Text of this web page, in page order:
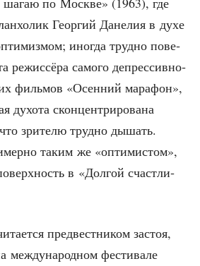
Геор­гий Дане­лия в духе
ино­гда труд­но пове­
режис­сё­ра само­го депрес­сив­но­
филь­мов «Осен­ний мара­фон»,
духо­та скон­цен­три­ро­ва­на
зри­те­лю труд­но дышать.
таким же «опти­ми­стом»,
в «Дол­гой счаст­ли­
пред­вест­ни­ком застоя,
меж­ду­на­род­ном фести­ва­ле